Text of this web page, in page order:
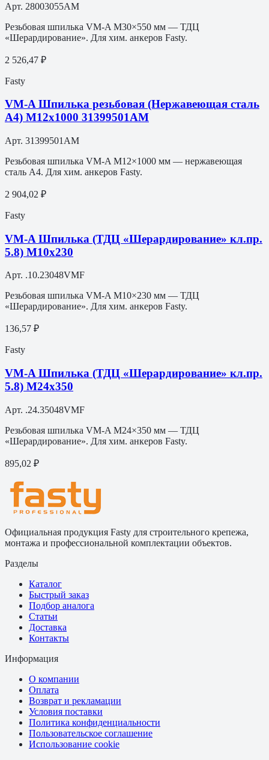
Арт. 28003055AM
Резьбовая шпилька VM-A M30×550 мм — ТДЦ
«Шерардирование». Для хим. анкеров Fasty.
2 526,47 ₽
Fasty
VM-A Шпилька резьбовая (Нержавеющая сталь
A4) M12х1000 31399501АМ
Арт. 31399501АМ
Резьбовая шпилька VM-A M12×1000 мм — нержавеющая
сталь A4. Для хим. анкеров Fasty.
2 904,02 ₽
Fasty
VM-A Шпилька (ТДЦ «Шерардирование» кл.пр.
5.8) M10х230
Арт. .10.23048VMF
Резьбовая шпилька VM-A M10×230 мм — ТДЦ
«Шерардирование». Для хим. анкеров Fasty.
136,57 ₽
Fasty
VM-A Шпилька (ТДЦ «Шерардирование» кл.пр.
5.8) M24х350
Арт. .24.35048VMF
Резьбовая шпилька VM-A M24×350 мм — ТДЦ
«Шерардирование». Для хим. анкеров Fasty.
895,02 ₽
Официальная продукция Fasty для строительного крепежа,
монтажа и профессиональной комплектации объектов.
Разделы
Каталог
Быстрый заказ
Подбор аналога
Статьи
Доставка
Контакты
Информация
О компании
Оплата
Возврат и рекламации
Условия поставки
Политика конфиденциальности
Пользовательское соглашение
Использование cookie